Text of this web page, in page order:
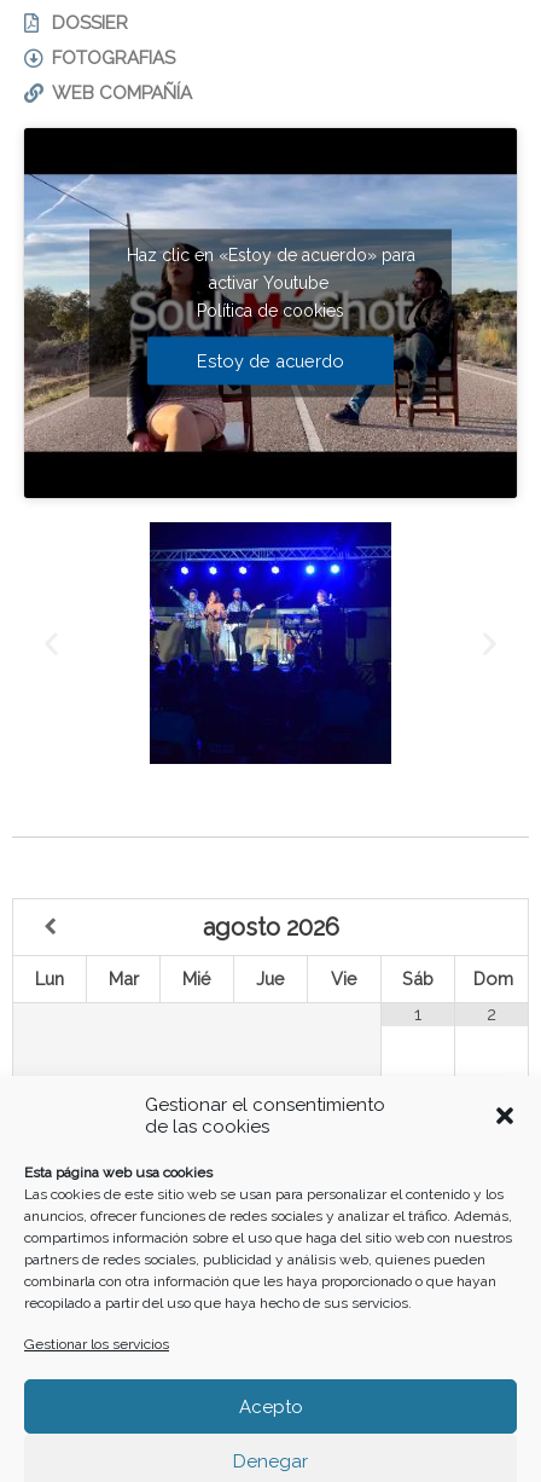
Gestionar el consentimiento
de las cookies
Esta página web usa cookies
Las cookies de este sitio web se usan para personalizar el contenido y los
anuncios, ofrecer funciones de redes sociales y analizar el tráfico. Además,
compartimos información sobre el uso que haga del sitio web con nuestros
partners de redes sociales, publicidad y análisis web, quienes pueden
combinarla con otra información que les haya proporcionado o que hayan
recopilado a partir del uso que haya hecho de sus servicios.
Gestionar los servicios
Acepto
Denegar
DOSSIER
FOTOGRAFIAS
WEB COMPAÑÍA
Haz clic en «Estoy de acuerdo» para
activar Youtube
Política de cookies
Estoy de acuerdo
agosto 2026
Lun Mar Mié Jue Vie Sáb
Dom
1
2
10 11 12
17 18 19 20 21 22 23
24 25 26 27 28 29
31
Funciona gracias a